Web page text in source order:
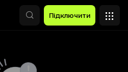
Підключити